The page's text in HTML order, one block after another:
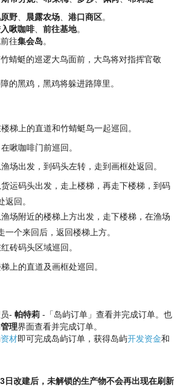
野、 晨露农场、 港口商区。
啾咖啡、 前往基地。
往集会岛。
蜻蜓的巡逻大鸟面前，大鸟将对指挥官敬
的黑鸡，黑鸡将躲进路障里。
楼梯上的直道和竹蜻蜓鸟一起巡回。
在啾咖啡门前巡回。
渔场出发，到码头左转，走到画框处返回。
货运码头出发，走上楼梯，再走下楼梯，到码
返回。
渔场附近的楼梯上方出发，走下楼梯，在渔场
一个来回后，返回楼梯上方。
红砖码头区域巡回。
梯上的直道及画框处巡回。
- 帕特莉 -「岛屿订单」查看并完成订单。也
管理界面查看并完成订单。
资材即可完成岛屿订单，获得岛屿开发资金和
日改建后，未解锁的生产物不会再出现在刷新